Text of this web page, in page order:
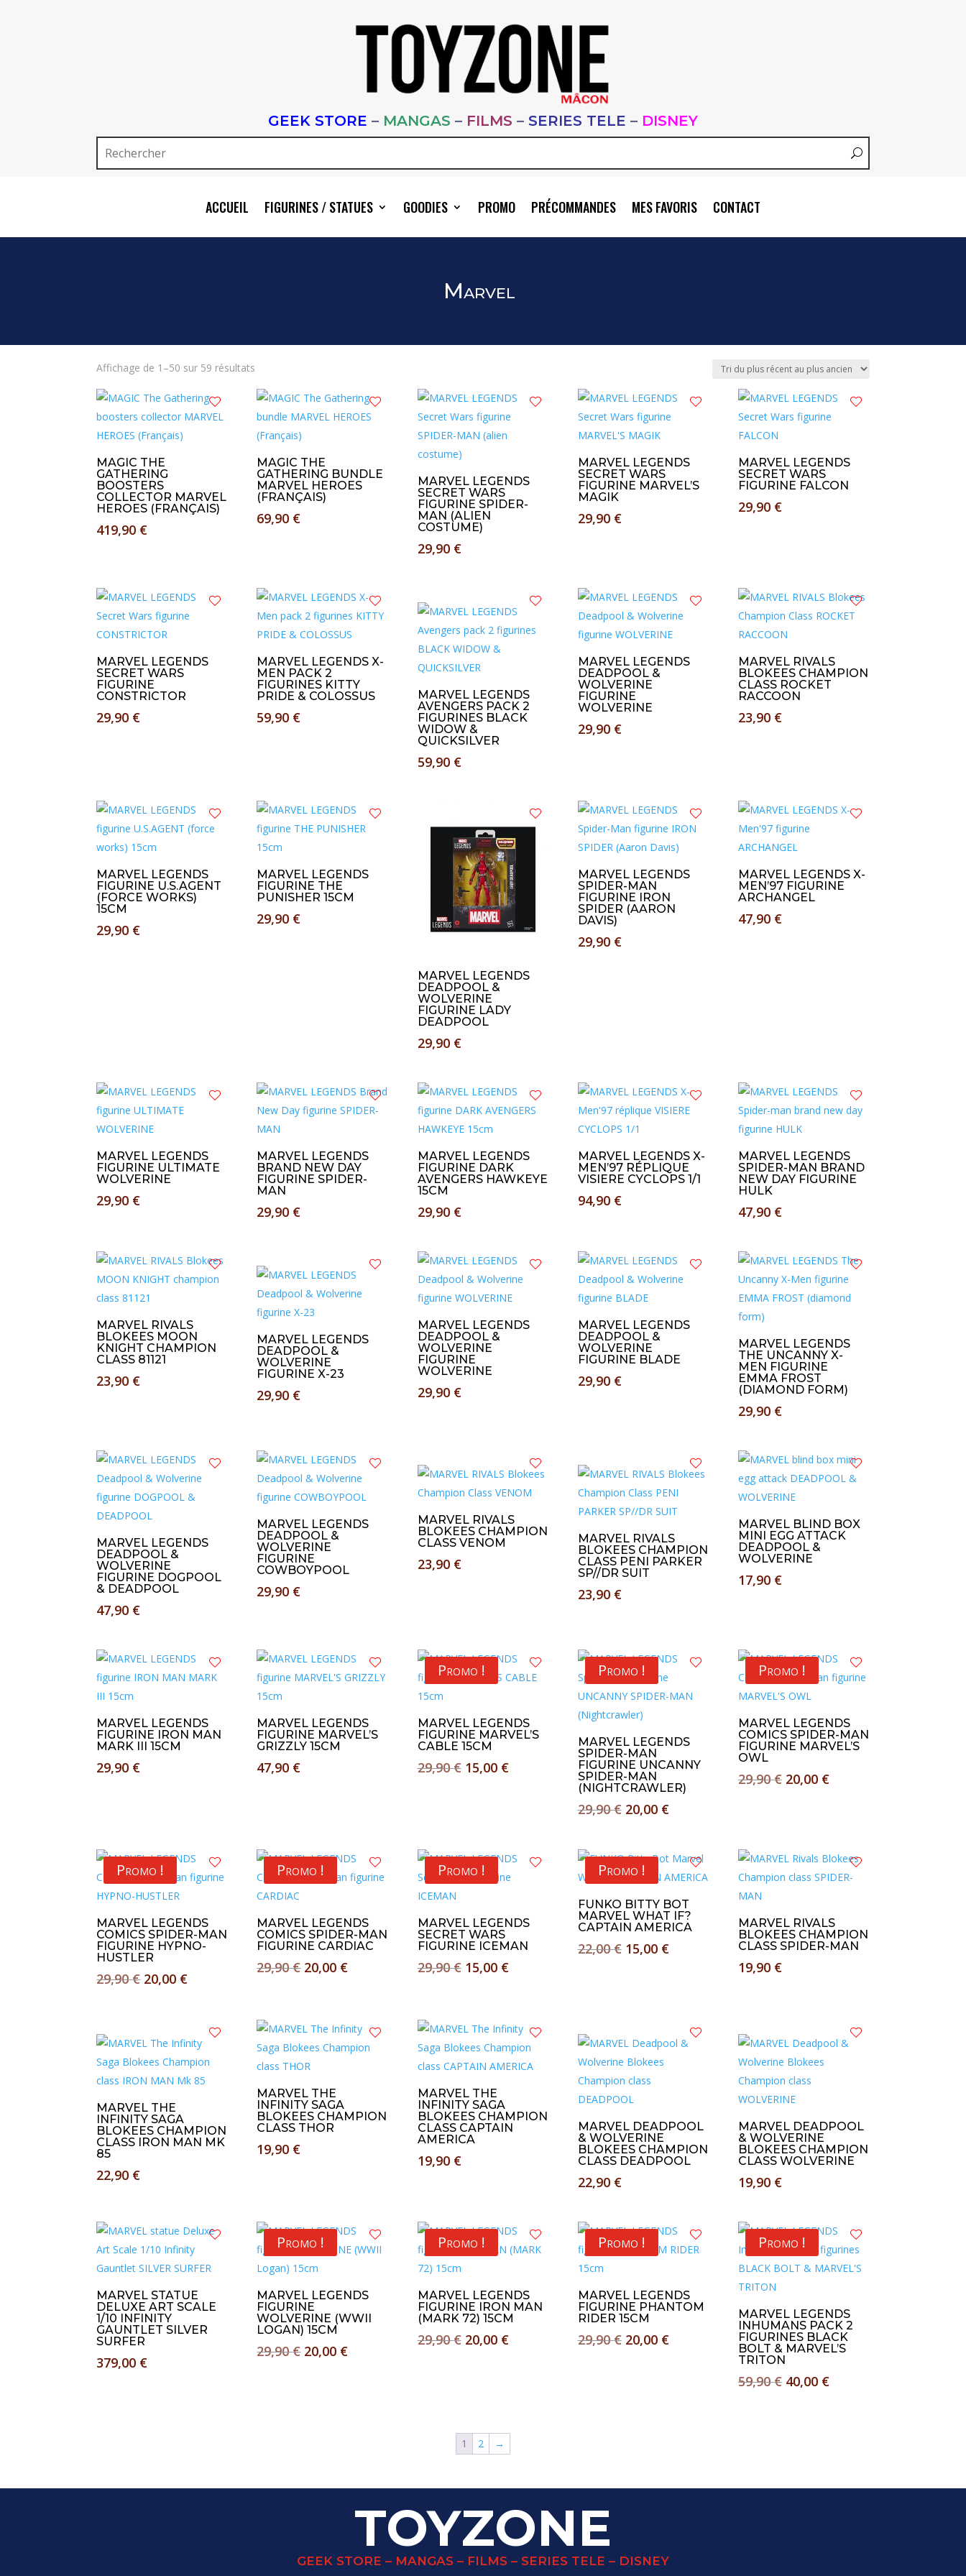
GEEK STORE – MANGAS – FILMS – SERIES TELE – DISNEY
ACCUEIL FIGURINES / STATUES GOODIES PROMO PRÉCOMMANDES MES FAVORIS CONTACT
Marvel
Affichage de 1–50 sur 59 résultats
plus
récent
au
ancien
MAGIC THE
GATHERING
BOOSTERS
COLLECTOR MARVEL
HEROES (FRANÇAIS)
419,90 €
MAGIC THE
GATHERING BUNDLE
MARVEL HEROES
(FRANÇAIS)
69,90 €
MARVEL LEGENDS
SECRET WARS
FIGURINE SPIDER-
MAN (ALIEN
COSTUME)
29,90 €
MARVEL LEGENDS
SECRET WARS
FIGURINE MARVEL’S
MAGIK
29,90 €
MARVEL LEGENDS
SECRET WARS
FIGURINE FALCON
29,90 €
MARVEL LEGENDS
SECRET WARS
FIGURINE
CONSTRICTOR
29,90 €
MARVEL LEGENDS X-
MEN PACK 2
FIGURINES KITTY
PRIDE & COLOSSUS
59,90 €
MARVEL LEGENDS
AVENGERS PACK 2
FIGURINES BLACK
WIDOW &
QUICKSILVER
59,90 €
MARVEL LEGENDS
DEADPOOL &
WOLVERINE
FIGURINE
WOLVERINE
29,90 €
MARVEL RIVALS
BLOKEES CHAMPION
CLASS ROCKET
RACCOON
23,90 €
MARVEL LEGENDS
FIGURINE U.S.AGENT
(FORCE WORKS)
15CM
29,90 €
MARVEL LEGENDS
FIGURINE THE
PUNISHER 15CM
29,90 €
MARVEL LEGENDS
DEADPOOL &
WOLVERINE
FIGURINE LADY
DEADPOOL
29,90 €
MARVEL LEGENDS
SPIDER-MAN
FIGURINE IRON
SPIDER (AARON
DAVIS)
29,90 €
MARVEL LEGENDS X-
MEN’97 FIGURINE
ARCHANGEL
47,90 €
MARVEL LEGENDS
FIGURINE ULTIMATE
WOLVERINE
29,90 €
MARVEL LEGENDS
BRAND NEW DAY
FIGURINE SPIDER-
MAN
29,90 €
MARVEL LEGENDS
FIGURINE DARK
AVENGERS HAWKEYE
15CM
29,90 €
MARVEL LEGENDS X-
MEN’97 RÉPLIQUE
VISIERE CYCLOPS 1/1
94,90 €
MARVEL LEGENDS
SPIDER-MAN BRAND
NEW DAY FIGURINE
HULK
47,90 €
MARVEL RIVALS
BLOKEES MOON
KNIGHT CHAMPION
CLASS 81121
23,90 €
MARVEL LEGENDS
DEADPOOL &
WOLVERINE
FIGURINE X-23
29,90 €
MARVEL LEGENDS
DEADPOOL &
WOLVERINE
FIGURINE
WOLVERINE
29,90 €
MARVEL LEGENDS
DEADPOOL &
WOLVERINE
FIGURINE BLADE
29,90 €
MARVEL LEGENDS
THE UNCANNY X-
MEN FIGURINE
EMMA FROST
(DIAMOND FORM)
29,90 €
MARVEL LEGENDS
DEADPOOL &
WOLVERINE
FIGURINE DOGPOOL
& DEADPOOL
47,90 €
MARVEL LEGENDS
DEADPOOL &
WOLVERINE
FIGURINE
COWBOYPOOL
29,90 €
MARVEL RIVALS
BLOKEES CHAMPION
CLASS VENOM
23,90 €
MARVEL RIVALS
BLOKEES CHAMPION
CLASS PENI PARKER
SP//DR SUIT
23,90 €
MARVEL BLIND BOX
MINI EGG ATTACK
DEADPOOL &
WOLVERINE
17,90 €
MARVEL LEGENDS
FIGURINE IRON MAN
MARK III 15CM
29,90 €
MARVEL LEGENDS
FIGURINE MARVEL’S
GRIZZLY 15CM
47,90 €
Promo !
MARVEL LEGENDS
FIGURINE MARVEL’S
CABLE 15CM
29,90€ Le
15,00 €Le
Promo !
MARVEL LEGENDS
SPIDER-MAN
FIGURINE UNCANNY
SPIDER-MAN
(NIGHTCRAWLER)
29,90€ Le
était :
29,90 €.
20,00 €Le
est :
20,00 €.
Promo !
MARVEL LEGENDS
COMICS SPIDER-MAN
FIGURINE MARVEL’S
OWL
29,90€ Le
29,90 €.
20,00 €Le
20,00 €.
Promo !
MARVEL LEGENDS
COMICS SPIDER-MAN
FIGURINE HYPNO-
HUSTLER
29,90€ Le
20,00 €Le
est :
20,00 €.
Promo !
MARVEL LEGENDS
COMICS SPIDER-MAN
FIGURINE CARDIAC
29,90€ Le
était :
29,90 €.
20,00 €Le
est :
20,00 €.
Promo !
MARVEL LEGENDS
SECRET WARS
FIGURINE ICEMAN
29,90€ Le
était :
29,90 €.
15,00 €Le
est :
15,00 €.
Promo !
FUNKO BITTY BOT
MARVEL WHAT IF?
CAPTAIN AMERICA
22,00€ Le
15,00 €Le
15,00 €.
MARVEL RIVALS
BLOKEES CHAMPION
CLASS SPIDER-MAN
19,90 €
MARVEL THE
INFINITY SAGA
BLOKEES CHAMPION
CLASS IRON MAN MK
85
22,90 €
MARVEL THE
INFINITY SAGA
BLOKEES CHAMPION
CLASS THOR
19,90 €
MARVEL THE
INFINITY SAGA
BLOKEES CHAMPION
CLASS CAPTAIN
AMERICA
19,90 €
MARVEL DEADPOOL
& WOLVERINE
BLOKEES CHAMPION
CLASS DEADPOOL
22,90 €
MARVEL DEADPOOL
& WOLVERINE
BLOKEES CHAMPION
CLASS WOLVERINE
19,90 €
MARVEL STATUE
DELUXE ART SCALE
1/10 INFINITY
GAUNTLET SILVER
SURFER
379,00 €
Promo !
MARVEL LEGENDS
FIGURINE
WOLVERINE (WWII
LOGAN) 15CM
29,90€ Le
20,00 €Le
Promo !
MARVEL LEGENDS
FIGURINE IRON MAN
(MARK 72) 15CM
29,90€ Le
20,00 €Le
Promo !
MARVEL LEGENDS
FIGURINE PHANTOM
RIDER 15CM
29,90€ Le
20,00 €Le
Promo !
MARVEL LEGENDS
INHUMANS PACK 2
FIGURINES BLACK
BOLT & MARVEL’S
TRITON
59,90€ Le
40,00 €Le
1 2 →
TOYZONE
GEEK STORE – MANGAS – FILMS – SERIES TELE – DISNEY